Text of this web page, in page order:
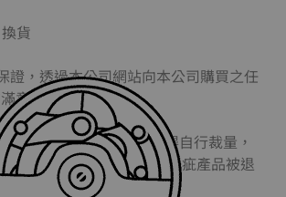
貨
證，透過本公司網站向本公司購買之任
意之合格品質。
或瑕疵的情形，TISSOT得自行裁量，
產品，或(2)在該損壞或瑕疵產品被退
瑕疵之替換產品。